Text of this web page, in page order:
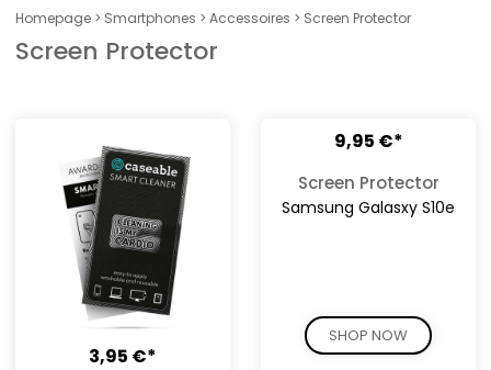
Homepage > Smartphones > Accessoires > Screen Protector
Screen Protector
3,95 €*
9,95 €*
Screen Protector
Samsung Galasxy S10e
SHOP NOW